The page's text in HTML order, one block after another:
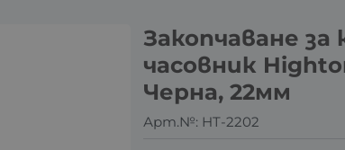
Закопчаване
часовник
Черна, 22мм
Арт.№: HT-2202